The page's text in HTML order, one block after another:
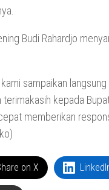
Budi Rahardjo
sampaikan
kepada
memberikan
on X